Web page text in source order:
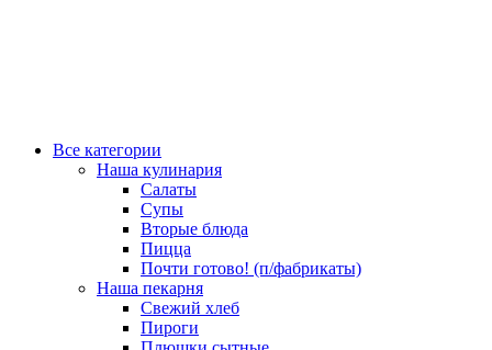
Все категории
Наша кулинария
Салаты
Супы
Вторые блюда
Пицца
Почти готово! (п/фабрикаты)
Наша пекарня
Свежий хлеб
Пироги